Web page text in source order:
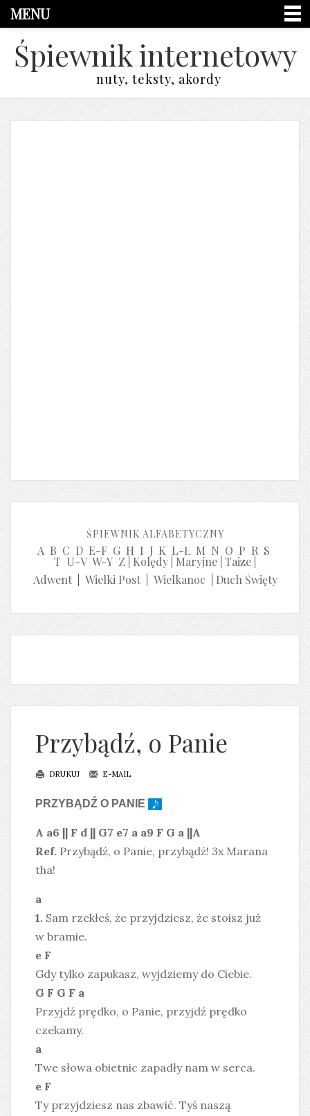
MENU
Śpiewnik internetowy
nuty, teksty, akordy
ŚPIEWNIK ALFABETYCZNY
A B C D E-F G H I J K L-Ł M N O P R S
T U-V W-Y Z Kolędy Maryjne Taize
Adwent| Wielki Post| Wielkanoc Duch Święty
Przybądź, o Panie
DRUKUJ E-MAIL
PRZYBĄDŹ O PANIE
A a6 || F d || G7 e7 a a9 F G a ||A
Ref. Przybądź, o Panie, przybądź! 3x Marana
tha!
a
1. Sam rzekłeś, że przyjdziesz, że stoisz już
w bramie.
e F
Gdy tylko zapukasz, wyjdziemy do Ciebie.
G F G F a
Przyjdź prędko, o Panie, przyjdź prędko
czekamy.
a
Twe słowa obietnic zapadły nam w serca.
e F
Ty przyjdziesz nas zbawić. Tyś naszą